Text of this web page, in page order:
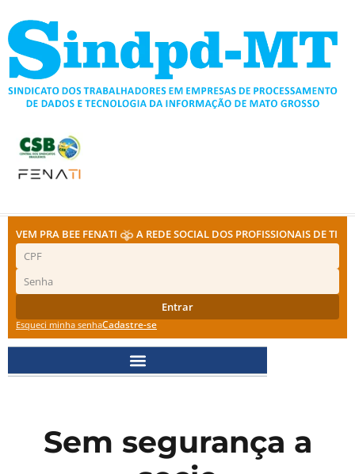
para
conteúdo
VEM PRA BEE FENATI A REDE SOCIAL DOS PROFISSIONAIS DE TI
Entrar
Esqueci minha senhaCadastre-se
Sem segurança a